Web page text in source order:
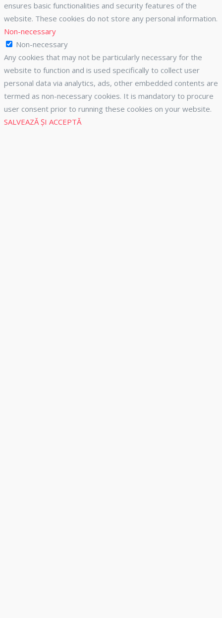
ensures basic functionalities and security features of the
website. These cookies do not store any personal information.
Non-necessary
Non-necessary
Any cookies that may not be particularly necessary for the
website to function and is used specifically to collect user
personal data via analytics, ads, other embedded contents are
termed as non-necessary cookies. It is mandatory to procure
user consent prior to running these cookies on your website.
SALVEAZĂ ȘI ACCEPTĂ